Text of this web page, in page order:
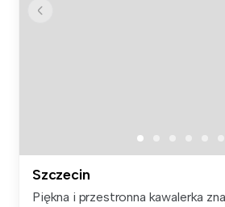
Szczecin
Piękna i przestronna kawalerka